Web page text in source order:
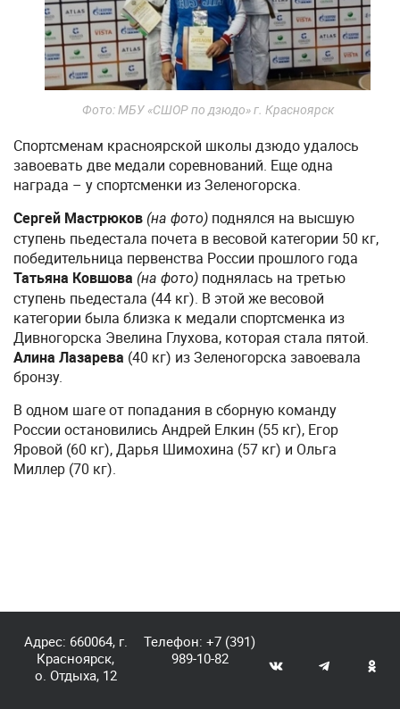
Фото: МБУ «СШОР по дзюдо» г. Красноярск
Спортсменам красноярской школы дзюдо удалось
завоевать две медали соревнований. Еще одна
награда – у спортсменки из Зеленогорска.
Сергей Мастрюков (на фото) поднялся на высшую
ступень пьедестала почета в весовой категории 50 кг,
победительница первенства России прошлого года
Татьяна Ковшова (на фото) поднялась на третью
ступень пьедестала (44 кг). В этой же весовой
категории была близка к медали спортсменка из
Дивногорска Эвелина Глухова, которая стала пятой.
Алина Лазарева (40 кг) из Зеленогорска завоевала
бронзу.
В одном шаге от попадания в сборную команду
России остановились Андрей Елкин (55 кг), Егор
Яровой (60 кг), Дарья Шимохина (57 кг) и Ольга
Миллер (70 кг).
Адрес: 660064, г.
Красноярск,
о. Отдыха, 12
Телефон:+7 (391)
989-10-82